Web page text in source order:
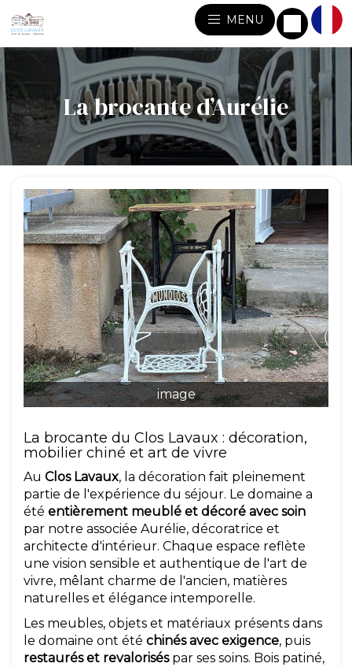
MENU
La brocante d’Aurélie
image
La brocante du Clos Lavaux : décoration,
mobilier chiné et art de vivre
Au Clos Lavaux, la décoration fait pleinement
partie de l'expérience du séjour. Le domaine a
été entièrement meublé et décoré avec soin
par notre associée Aurélie, décoratrice et
architecte d'intérieur. Chaque espace reflète
une vision sensible et authentique de l'art de
vivre, mêlant charme de l'ancien, matières
naturelles et élégance intemporelle.
Les meubles, objets et matériaux présents dans
le domaine ont été chinés avec exigence, puis
restaurés et revaloriséspar ses soins. Bois patiné,